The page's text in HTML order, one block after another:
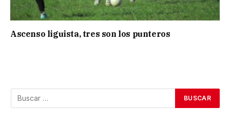
Ascenso liguista, tres son los punteros